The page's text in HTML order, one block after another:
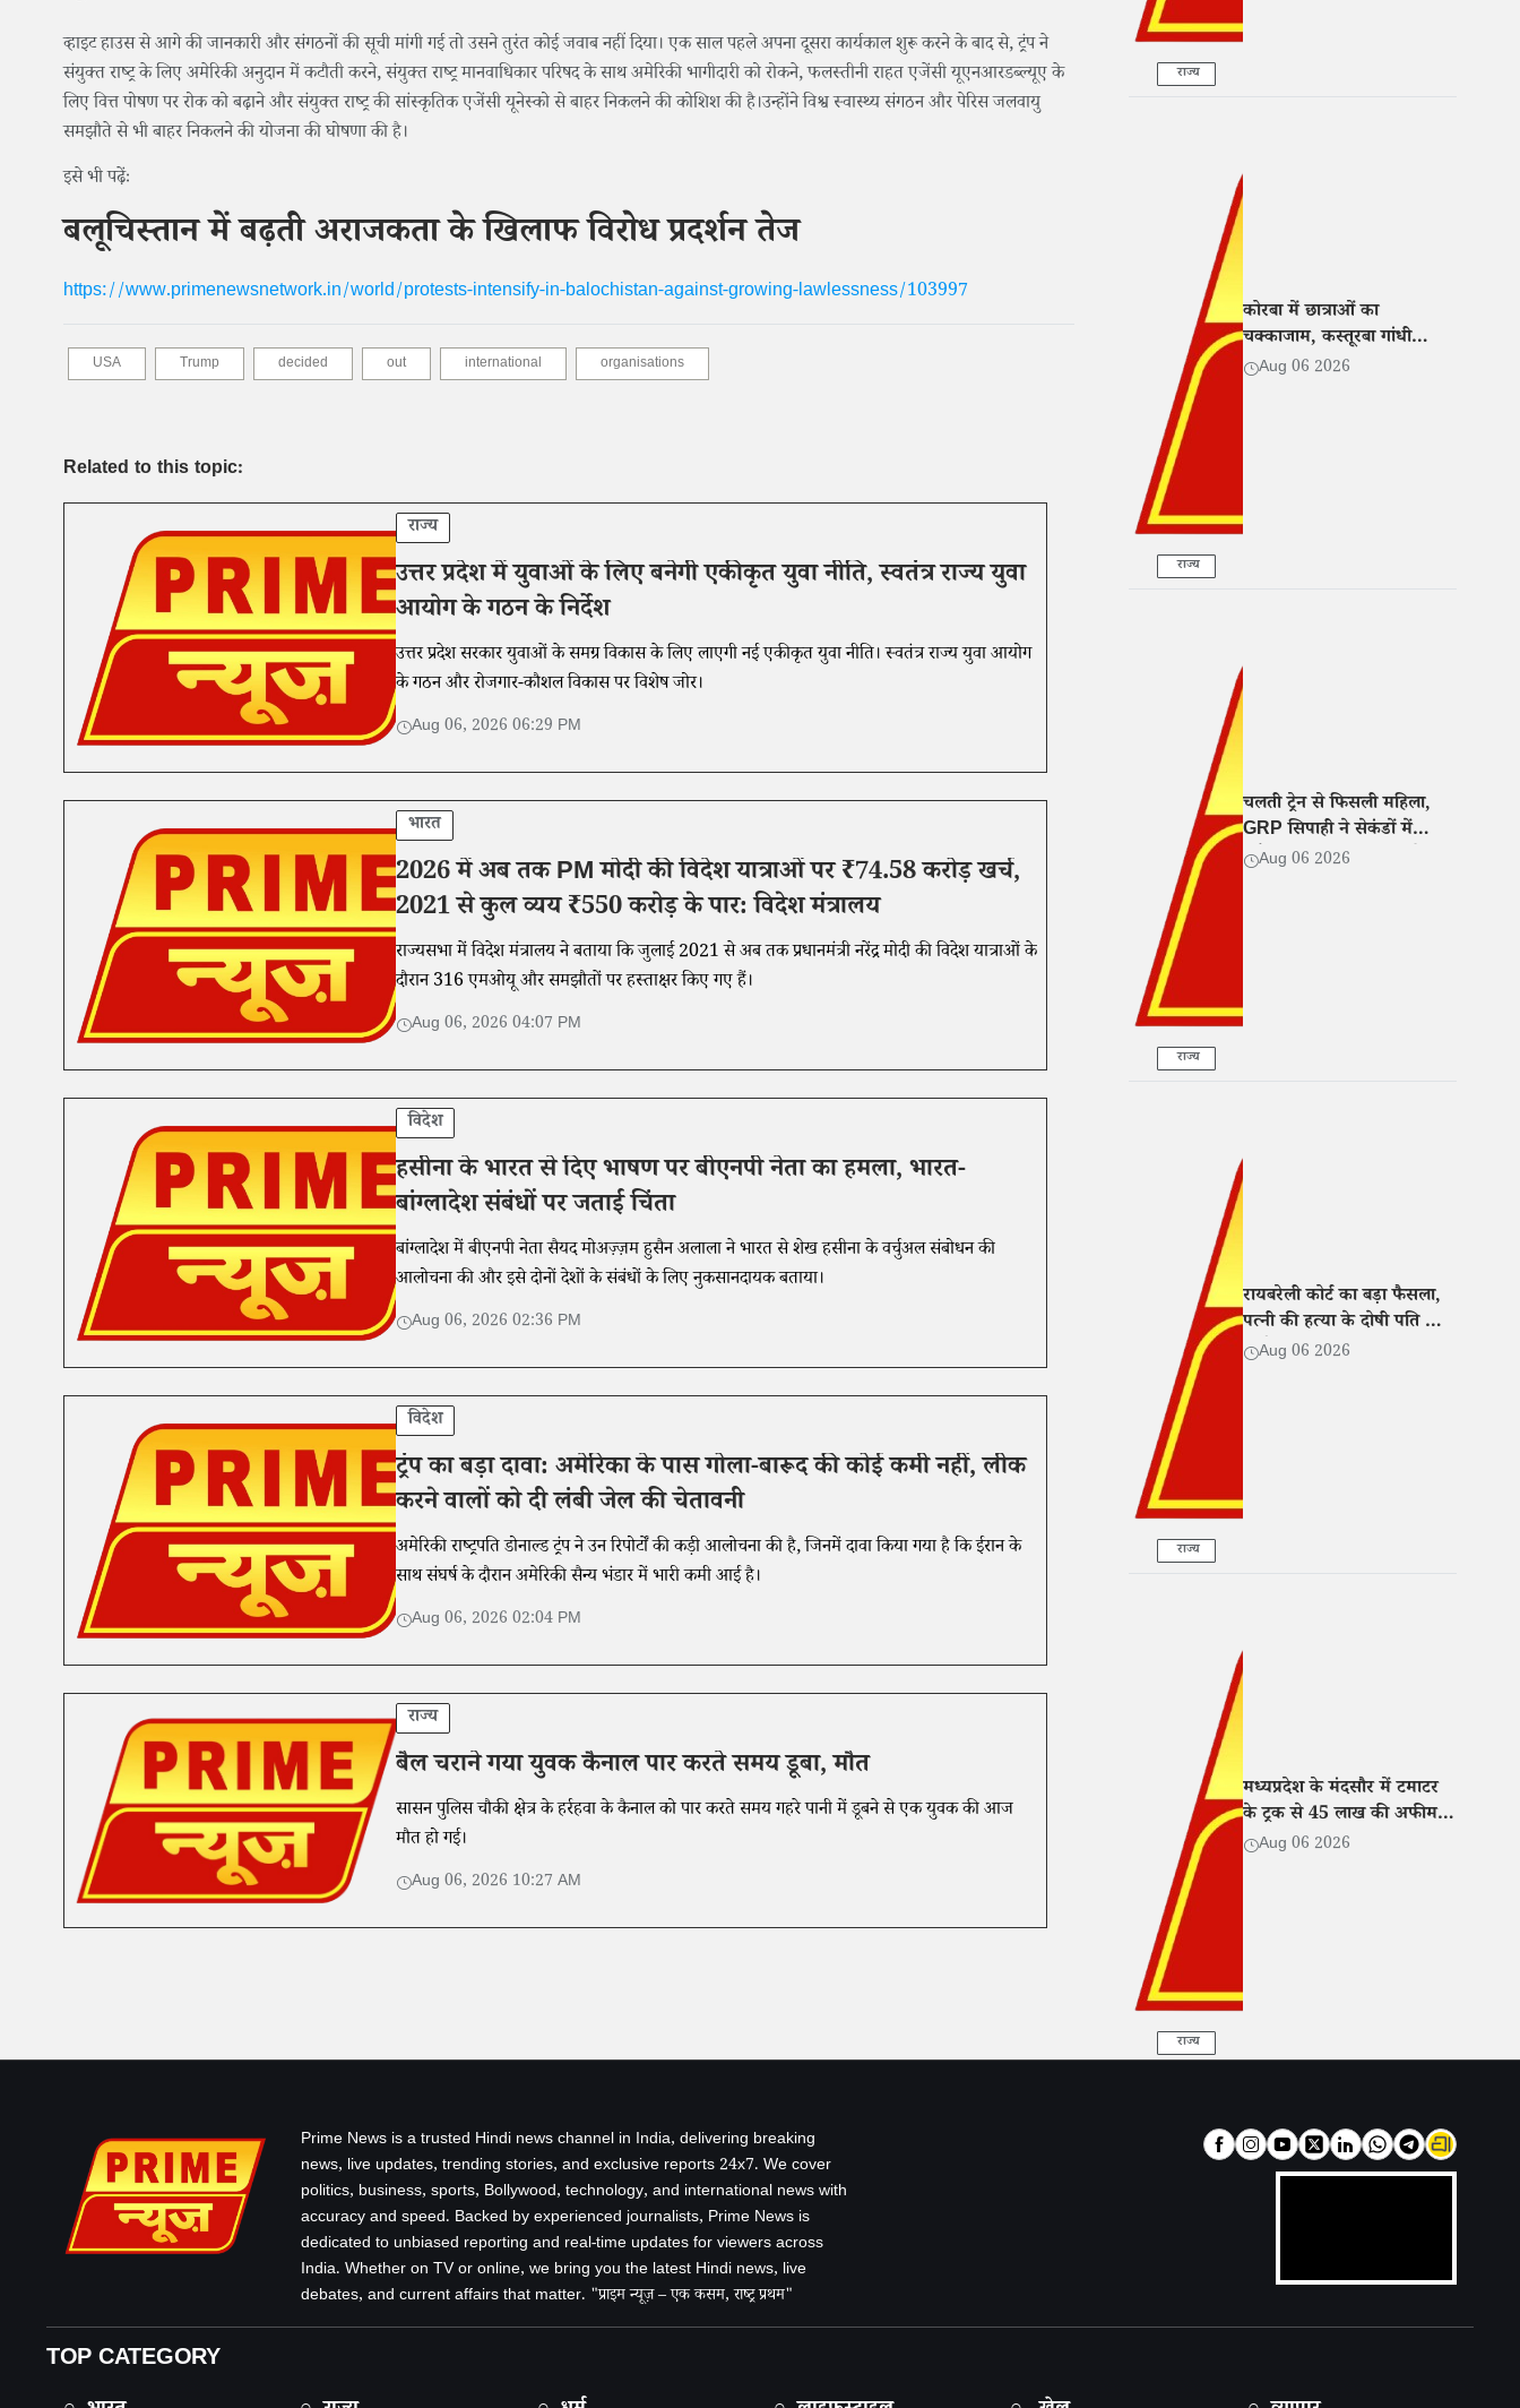
व्हाइट हाउस से आगे की जानकारी और संगठनों की सूची मांगी गई तो उसने तुरंत कोई जवाब नहीं दिया। एक साल पहले अपना दूसरा कार्यकाल शुरू करने के बाद से, ट्रंप ने
संयुक्त राष्ट्र के लिए अमेरिकी अनुदान में कटौती करने, संयुक्त राष्ट्र मानवाधिकार परिषद के साथ अमेरिकी भागीदारी को रोकने, फलस्तीनी राहत एजेंसी यूएनआरडब्ल्यूए के
लिए वित्त पोषण पर रोक को बढ़ाने और संयुक्त राष्ट्र की सांस्कृतिक एजेंसी यूनेस्को से बाहर निकलने की कोशिश की है।उन्होंने विश्व स्वास्थ्य संगठन और पेरिस जलवायु
समझौते से भी बाहर निकलने की योजना की घोषणा की है।
इसे भी पढ़ेंः
बलूचिस्तान में बढ़ती अराजकता के खिलाफ विरोध प्रदर्शन तेज
https://www.primenewsnetwork.in/world/protests-intensify-in-balochistan-against-growing-lawlessness/103997
USA Trump decided out international organisations
Related to this topic:
राज्य
उत्तर प्रदेश में युवाओं के लिए बनेगी एकीकृत युवा नीति, स्वतंत्र राज्य युवा
आयोग के गठन के निर्देश
उत्तर प्रदेश सरकार युवाओं के समग्र विकास के लिए लाएगी नई एकीकृत युवा नीति। स्वतंत्र राज्य युवा आयोग
के गठन और रोजगार-कौशल विकास पर विशेष जोर।
Aug 06, 2026 06:29 PM
भारत
2026 में अब तक PM मोदी की विदेश यात्राओं पर ₹74.58 करोड़ खर्च,
2021 से कुल व्यय ₹550 करोड़ के पार: विदेश मंत्रालय
राज्यसभा में विदेश मंत्रालय ने बताया कि जुलाई 2021 से अब तक प्रधानमंत्री नरेंद्र मोदी की विदेश यात्राओं के
दौरान 316 एमओयू और समझौतों पर हस्ताक्षर किए गए हैं।
Aug 06, 2026 04:07 PM
विदेश
हसीना के भारत से दिए भाषण पर बीएनपी नेता का हमला, भारत-
बांग्लादेश संबंधों पर जताई चिंता
बांग्लादेश में बीएनपी नेता सैयद मोअज़्ज़म हुसैन अलाला ने भारत से शेख हसीना के वर्चुअल संबोधन की
आलोचना की और इसे दोनों देशों के संबंधों के लिए नुकसानदायक बताया।
Aug 06, 2026 02:36 PM
विदेश
ट्रंप का बड़ा दावा: अमेरिका के पास गोला-बारूद की कोई कमी नहीं, लीक
करने वालों को दी लंबी जेल की चेतावनी
अमेरिकी राष्ट्रपति डोनाल्ड ट्रंप ने उन रिपोर्टों की कड़ी आलोचना की है, जिनमें दावा किया गया है कि ईरान के
साथ संघर्ष के दौरान अमेरिकी सैन्य भंडार में भारी कमी आई है।
Aug 06, 2026 02:04 PM
राज्य
बैल चराने गया युवक कैनाल पार करते समय डूबा, मौत
सासन पुलिस चौकी क्षेत्र के हर्रहवा के कैनाल को पार करते समय गहरे पानी में डूबने से एक युवक की आज
मौत हो गई।
Aug 06, 2026 10:27 AM
राज्य
राज्य
कोरबा में छात्राओं का
चक्काजाम, कस्तूरबा गांधी
छात्रावास अधीक्षिका पर प्रताड़ना
Aug 06 2026
राज्य
चलती ट्रेन से फिसली महिला,
GRP सिपाही ने सेकंडों में
खींचकर बचाई जान, वीडियो
Aug 06 2026
राज्य
रायबरेली कोर्ट का बड़ा फैसला,
पत्नी की हत्या के दोषी पति को
उम्रकैद की सजा
Aug 06 2026
राज्य
मध्यप्रदेश के मंदसौर में टमाटर
के ट्रक से 45 लाख की अफीम
बरामद, तीन तस्कर गिरफ्तार
Aug 06 2026
Prime News is a trusted Hindi news channel in India, delivering breaking
news, live updates, trending stories, and exclusive reports 24x7. We cover
politics, business, sports, Bollywood, technology, and international news with
accuracy and speed. Backed by experienced journalists, Prime News is
dedicated to unbiased reporting and real-time updates for viewers across
India. Whether on TV or online, we bring you the latest Hindi news, live
debates, and current affairs that matter. "प्राइम न्यूज़ – एक कसम, राष्ट्र प्रथम"
TOP CATEGORY